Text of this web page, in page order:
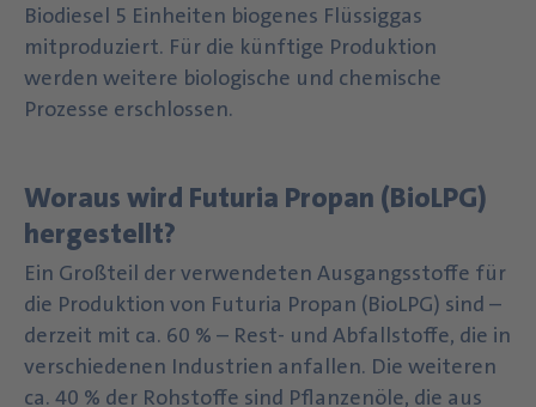
Biodiesel 5 Einheiten biogenes Flüssiggas
mitproduziert. Für die künftige Produktion
werden weitere biologische und chemische
Prozesse erschlossen.
Woraus wird Futuria Propan (BioLPG)
hergestellt?
Ein Großteil der verwendeten Ausgangsstoffe für
die Produktion von Futuria Propan (BioLPG) sind –
derzeit mit ca. 60 % – Rest- und Abfallstoffe, die in
verschiedenen Industrien anfallen. Die weiteren
ca. 40 % der Rohstoffe sind Pflanzenöle, die aus